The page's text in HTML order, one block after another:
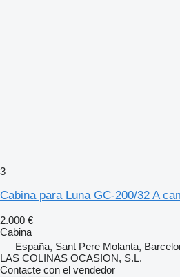
3
Cabina para Luna GC-200/32 A
2.000 €
Cabina
España, Sant Pere Molanta,
LAS COLINAS OCASION, S.L.
Contacte con el vendedor